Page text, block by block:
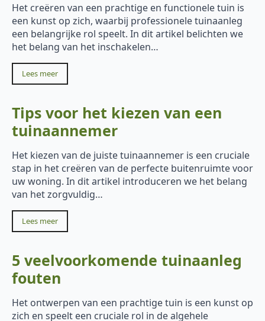
Het creëren van een prachtige en functionele tuin is
een kunst op zich, waarbij professionele tuinaanleg
een belangrijke rol speelt. In dit artikel belichten we
het belang van het inschakelen…
Lees meer
Tips voor het kiezen van een
tuinaannemer
Het kiezen van de juiste tuinaannemer is een cruciale
stap in het creëren van de perfecte buitenruimte voor
uw woning. In dit artikel introduceren we het belang
van het zorgvuldig…
Lees meer
5 veelvoorkomende tuinaanleg
fouten
Het ontwerpen van een prachtige tuin is een kunst op
zich en speelt een cruciale rol in de algehele